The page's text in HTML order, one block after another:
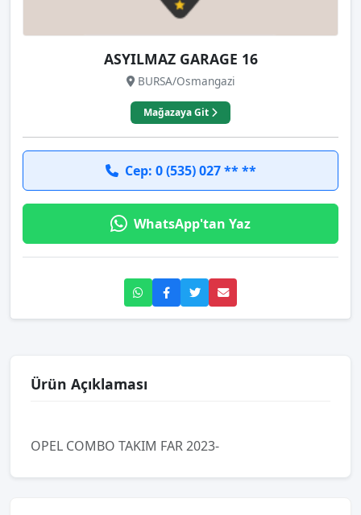
ASYILMAZ GARAGE 16
BURSA/Osmangazi
Mağazaya Git
Cep: 0 (535) 027 ** **
WhatsApp'tan Yaz
Ürün Açıklaması
OPEL COMBO TAKIM FAR 2023-